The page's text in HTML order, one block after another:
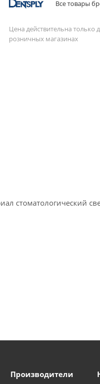
Все товары
Цена действительна только
розничных магазинах
стоматологический
Производители